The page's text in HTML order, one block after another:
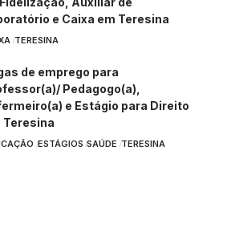
e Caixa em Teresina
TERESINA
de emprego para
Pedagogo(a),
e Estágio para Direito
Teresina
ESTÁGIOS SAÚDE TERESINA